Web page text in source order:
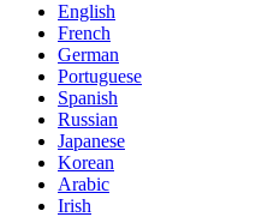
English
French
German
Portuguese
Spanish
Russian
Japanese
Korean
Arabic
Irish